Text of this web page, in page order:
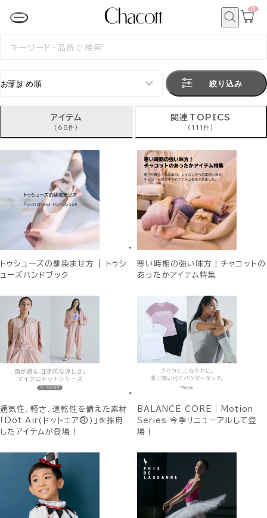
カ
0
検
絞り込み
アイテム
(68件)
関連TOPICS
(111件)
トゥシューズの馴染ませ方 | トゥシ
ューズハンドブック
寒い時期の強い味方！チャコットの
あったかアイテム特集
通気性、軽さ、速乾性を備えた素材
「Dot Air(ドットエア®)」を採用
したアイテムが登場！
BALANCE CORE｜Motion
Series 今季リニューアルして登
場！